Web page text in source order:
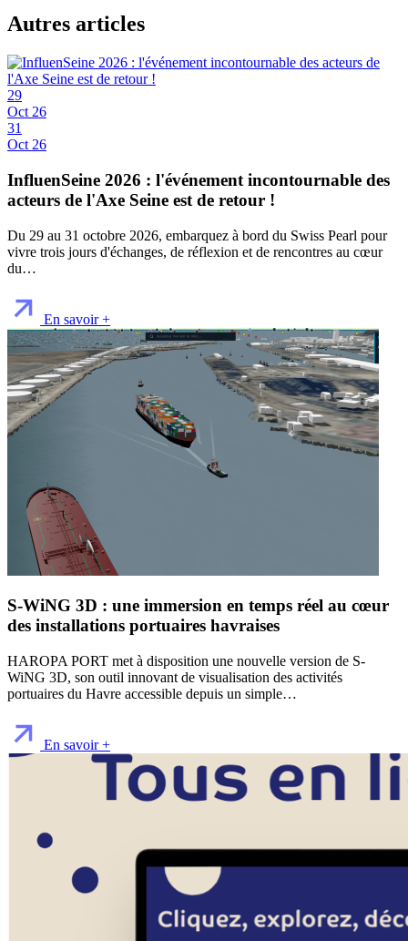
Autres articles
29
Oct 26
31
Oct 26
InfluenSeine 2026 : l'événement incontournable des
acteurs de l'Axe Seine est de retour !
Du 29 au 31 octobre 2026, embarquez à bord du Swiss Pearl pour
vivre trois jours d'échanges, de réflexion et de rencontres au cœur
du…
En savoir +
S-WiNG 3D : une immersion en temps réel au cœur
des installations portuaires havraises
HAROPA PORT met à disposition une nouvelle version de S-
WiNG 3D, son outil innovant de visualisation des activités
portuaires du Havre accessible depuis un simple…
En savoir +